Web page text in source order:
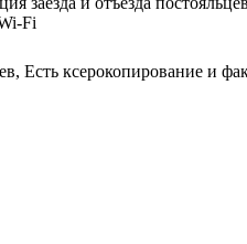
Fi
Есть ксерокопирование и